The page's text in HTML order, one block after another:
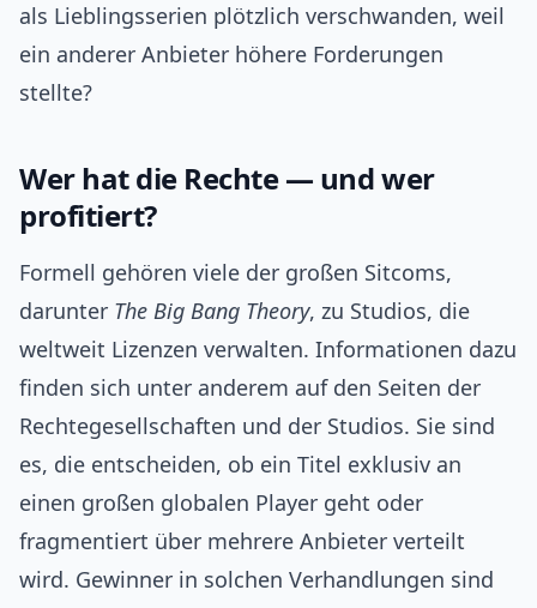
als Lieblingsserien plötzlich verschwanden, weil
ein anderer Anbieter höhere Forderungen
stellte?
Wer hat die Rechte — und wer
profitiert?
Formell gehören viele der großen Sitcoms,
darunter The Big Bang Theory, zu Studios, die
weltweit Lizenzen verwalten. Informationen dazu
finden sich unter anderem auf den Seiten der
Rechtegesellschaften und der Studios. Sie sind
es, die entscheiden, ob ein Titel exklusiv an
einen großen globalen Player geht oder
fragmentiert über mehrere Anbieter verteilt
wird. Gewinner in solchen Verhandlungen sind